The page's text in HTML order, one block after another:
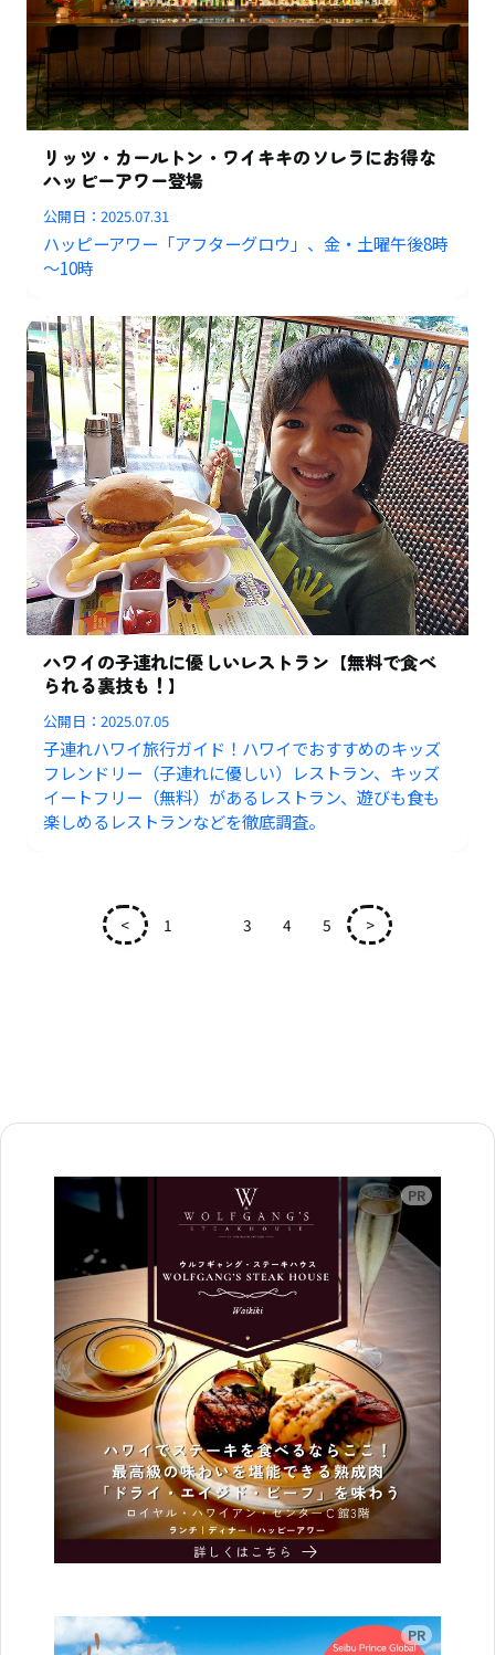
リッツ・カールトン・ワイキキのソレラにお得な
ハッピーアワー登場
公開日：2025.07.31
ハッピーアワー「アフターグロウ」、金・土曜午後8時
～10時
ハワイの子連れに優しいレストラン【無料で食べ
られる裏技も！】
公開日：2025.07.05
子連れハワイ旅行ガイド！ハワイでおすすめのキッズ
フレンドリー（子連れに優しい）レストラン、キッズ
イートフリー（無料）があるレストラン、遊びも食も
楽しめるレストランなどを徹底調査。
< 1 3 4 5 >
広告
広告